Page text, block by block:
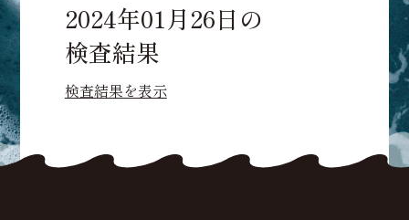
2024年01月26日の
検査結果
検査結果を表示